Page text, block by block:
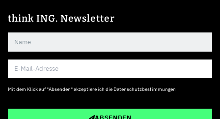
think ING. Newsletter
Mit dem Klick auf "Absenden" akzeptiere ich die Datenschutzbestimmungen